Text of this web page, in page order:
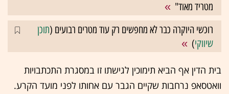
מטריד מאוד"
רוכשי היוקרה כבר לא מחפשים רק עוד מטרים רבועים (תוכן
שיווקי)
בית הדין אף הביא תימוכין לגישתו זו במסגרת התכתבויות
וואטסאפ נרחבות שקיים הגבר עם אחותו לפני מועד הקרע.